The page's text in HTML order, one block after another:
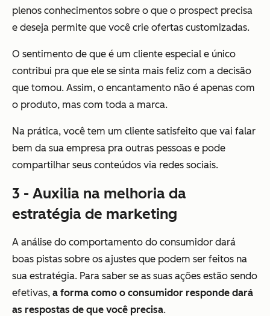
plenos conhecimentos sobre o que o prospect precisa
e deseja permite que você crie ofertas customizadas.
O sentimento de que é um cliente especial e único
contribui pra que ele se sinta mais feliz com a decisão
que tomou. Assim, o encantamento não é apenas com
o produto, mas com toda a marca.
Na prática, você tem um cliente satisfeito que vai falar
bem da sua empresa pra outras pessoas e pode
compartilhar seus conteúdos via redes sociais.
3 - Auxilia na melhoria da
estratégia de marketing
A análise do comportamento do consumidor dará
boas pistas sobre os ajustes que podem ser feitos na
sua estratégia. Para saber se as suas ações estão sendo
efetivas, a forma como o consumidor responde dará
as respostas de que você precisa.